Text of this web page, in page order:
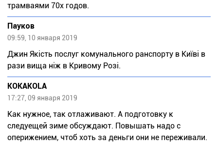
трамваями 70х годов.
Пауков
09:59, 10 января 2019
Джин Якість послуг комунального ранспорту в Київі в
рази вища ніж в Кривому Розі.
KOKAKOLA
17:27, 09 января 2019
Как нужное, так отлаживают. А подготовку к
следуещей зиме обсуждают. Повышать надо с
оперижением, чтоб хоть за деньги они не переживали.